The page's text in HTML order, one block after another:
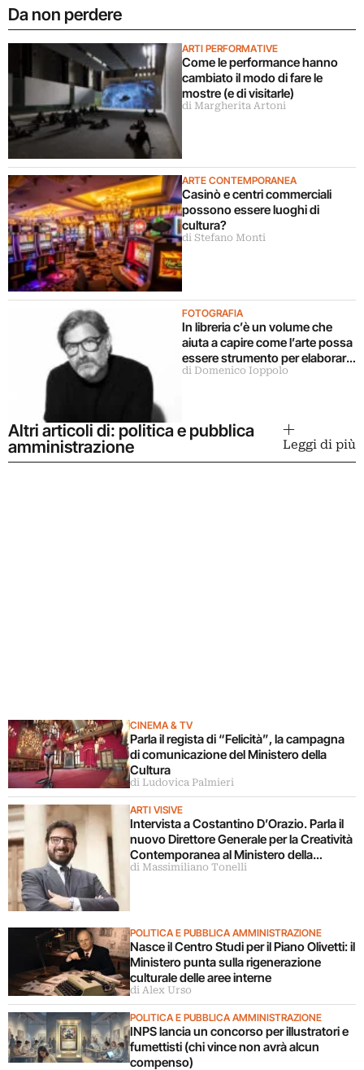
Da non perdere
ARTI PERFORMATIVE
Come le performance hanno
cambiato il modo di fare le
mostre (e di visitarle)
di Margherita Artoni
ARTE CONTEMPORANEA
Casinò e centri commerciali
possono essere luoghi di
cultura?
di Stefano Monti
FOTOGRAFIA
In libreria c’è un volume che
aiuta a capire come l’arte possa
essere strumento per elaborare
il dolore
di Domenico Ioppolo
Altri articoli di: politica e pubblica
amministrazione
Leggi di più
CINEMA & TV
Parla il regista di “Felicità”, la campagna
di comunicazione del Ministero della
Cultura
di Ludovica Palmieri
ARTI VISIVE
Intervista a Costantino D’Orazio. Parla il
nuovo Direttore Generale per la Creatività
Contemporanea al Ministero della
Cultura
di Massimiliano Tonelli
POLITICA E PUBBLICA AMMINISTRAZIONE
Nasce il Centro Studi per il Piano Olivetti: il
Ministero punta sulla rigenerazione
culturale delle aree interne
di Alex Urso
POLITICA E PUBBLICA AMMINISTRAZIONE
INPS lancia un concorso per illustratori e
fumettisti (chi vince non avrà alcun
compenso)